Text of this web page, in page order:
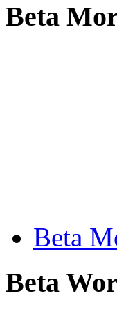
Beta
Beta
Beta